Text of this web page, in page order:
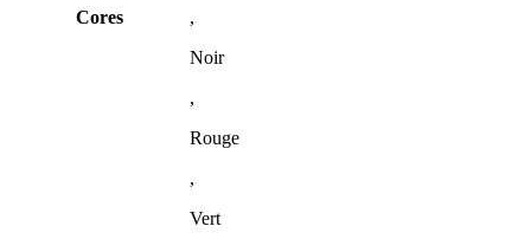
Cores
,
Noir
,
Rouge
,
Vert